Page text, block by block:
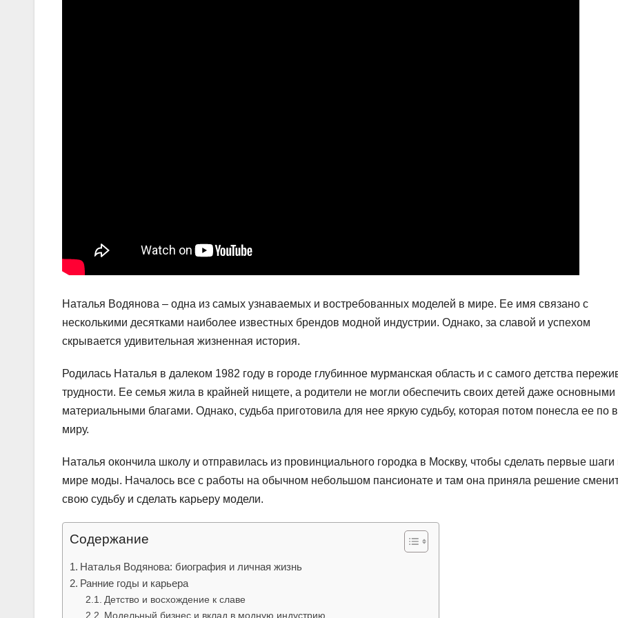
Наталья Водянова – одна из самых узнаваемых и востребованных моделей в мире. Ее имя связано с
несколькими десятками наиболее известных брендов модной индустрии. Однако, за славой и успехом
скрывается удивительная жизненная история.
Родилась Наталья в далеком 1982 году в городе глубинное мурманская область и с самого детства
трудности. Ее семья жила в крайней нищете, а родители не могли обеспечить своих детей даже основными
материальными благами. Однако, судьба приготовила для нее яркую судьбу, которая потом понесла ее по
миру.
Наталья окончила школу и отправилась из провинциального городка в Москву, чтобы сделать первые шаги
мире моды. Началось все с работы на обычном небольшом пансионате и там она приняла решение
свою судьбу и сделать карьеру модели.
Содержание
Наталья Водянова: биография и личная жизнь
Ранние годы и карьера
Детство и восхождение к славе
Модельный бизнес и вклад в модную индустрию